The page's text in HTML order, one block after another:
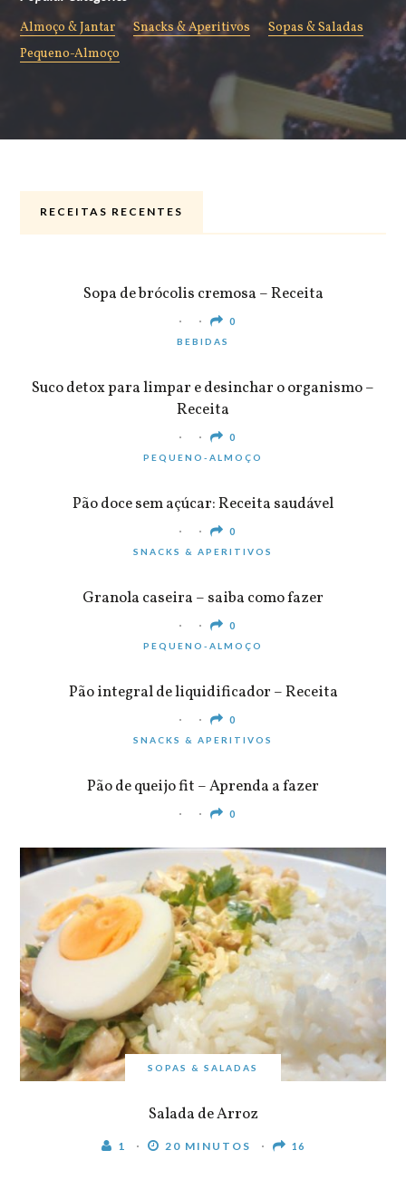
Almoço & Jantar Snacks & Aperitivos
Sopas & Saladas
Pequeno-Almoço
RECEITAS RECENTES
Sopa de brócolis cremosa – Receita
0
BEBIDAS
Suco detox para limpar e desinchar o organismo –
Receita
0
PEQUENO-ALMOÇO
Pão doce sem açúcar: Receita saudável
0
SNACKS & APERITIVOS
Granola caseira – saiba como fazer
0
PEQUENO-ALMOÇO
Pão integral de liquidificador – Receita
0
SNACKS & APERITIVOS
Pão de queijo fit – Aprenda a fazer
0
SOPAS & SALADAS
Salada de Arroz
1 20 MINUTOS 16